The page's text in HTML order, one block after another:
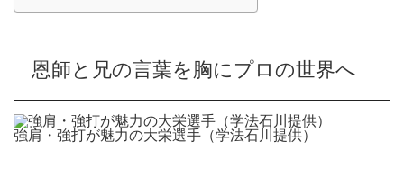
恩師と兄の言葉を胸にプロの世界へ
強肩・強打が魅力の大栄選手（学法石川提供）